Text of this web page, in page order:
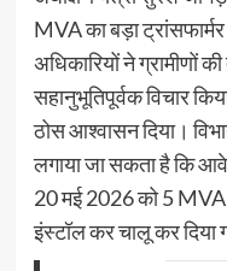
MVA का बड़ा
अधिकारियों ने ग्रामीणों
सहानुभूतिपूर्वक विचार
ठोस आश्वासन दिया।
लगाया जा सकता है कि
20 मई 2026 को 5 MVA
इंस्टॉल कर चालू कर दिया